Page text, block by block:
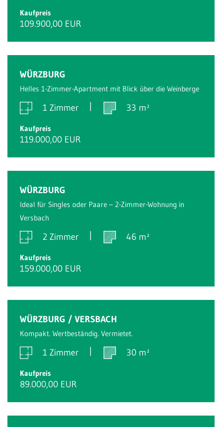
Kaufpreis
109.900,00 EUR
WÜRZBURG
Helles 1-Zimmer-Apartment mit Blick über die Weinberge
1 Zimmer 33 m²
Kaufpreis
119.000,00 EUR
WÜRZBURG
Ideal für Singles oder Paare – 2-Zimmer-Wohnung in
Versbach
2 Zimmer 46 m²
Kaufpreis
159.000,00 EUR
WÜRZBURG / VERSBACH
Kompakt. Wertbeständig. Vermietet.
1 Zimmer 30 m²
Kaufpreis
89.000,00 EUR